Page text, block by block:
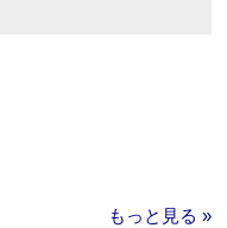
もっと見る »